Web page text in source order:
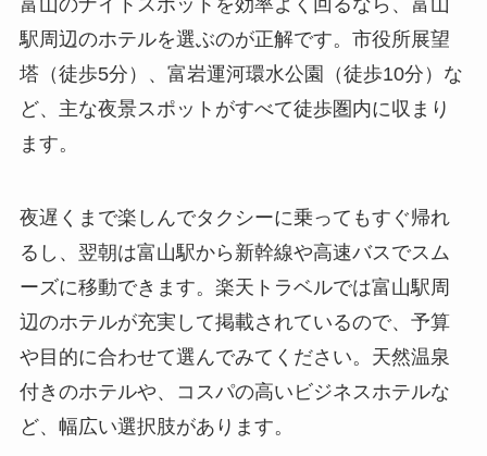
富山のナイトスポットを効率よく回るなら、富山
駅周辺のホテルを選ぶのが正解です。市役所展望
塔（徒歩5分）、富岩運河環水公園（徒歩10分）な
ど、主な夜景スポットがすべて徒歩圏内に収まり
ます。
夜遅くまで楽しんでタクシーに乗ってもすぐ帰れ
るし、翌朝は富山駅から新幹線や高速バスでスム
ーズに移動できます。楽天トラベルでは富山駅周
辺のホテルが充実して掲載されているので、予算
や目的に合わせて選んでみてください。天然温泉
付きのホテルや、コスパの高いビジネスホテルな
ど、幅広い選択肢があります。